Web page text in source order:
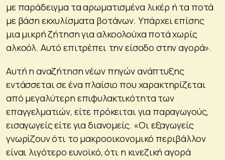
με παράδειγμα τα αρωματισμένα λικέρ ή τα ποτά
με βάση εκχυλίσματα βοτάνων. Υπάρχει επίσης
μια μικρή ζήτηση για αλκοολούχα ποτά χωρίς
αλκοόλ. Αυτό επιτρέπει την είσοδο στην αγορά».
Αυτή η αναζήτηση νέων πηγών ανάπτυξης
εντάσσεται σε ένα πλαίσιο που χαρακτηρίζεται
από μεγαλύτερη επιφυλακτικότητα των
επαγγελματιών, είτε πρόκειται για παραγωγούς,
εισαγωγείς είτε για διανομείς. «Οι εξαγωγείς
γνωρίζουν ότι το μακροοικονομικό περιβάλλον
είναι λιγότερο ευνοϊκό, ότι η κινεζική αγορά